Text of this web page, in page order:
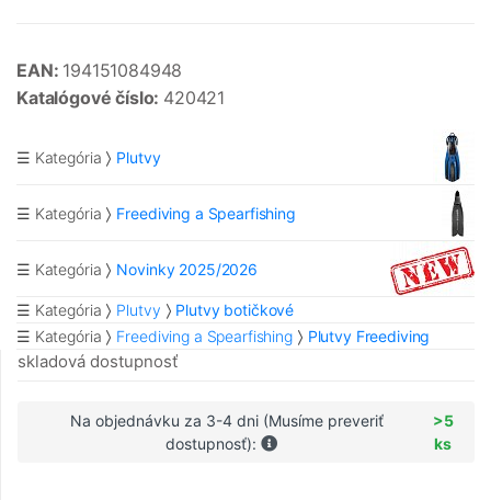
EAN: 194151084948
Katalógové číslo: 420421
☰ Kategória Plutvy
☰ Kategória Freediving a Spearfishing
☰ Kategória Novinky 2025/2026
☰ Kategória Plutvy
Plutvy botičkové
☰ Kategória
Freediving a Spearfishing Plutvy Freediving
skladová dostupnosť
Na objednávku za 3-4 dni (Musíme preveriť
dostupnosť):
>5
ks